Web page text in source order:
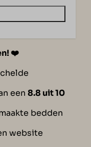
❤️
een 8.8 uit 10
bedden
website